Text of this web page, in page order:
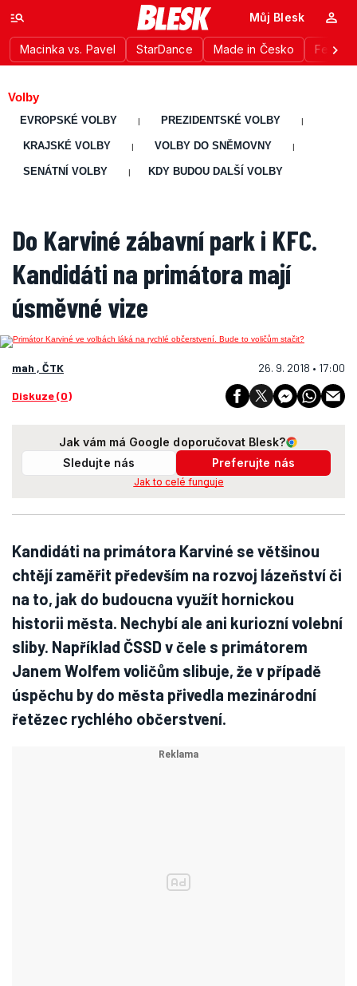
Macinka vs. Pavel StarDance Made in Česko
Můj Blesk
Volby
EVROPSKÉ VOLBY | PREZIDENTSKÉ VOLBY |
KRAJSKÉ VOLBY | VOLBY DO SNĚMOVNY |
SENÁTNÍ VOLBY | KDY BUDOU DALŠÍ VOLBY
Do Karviné zábavní park i KFC.
Kandidáti na primátora mají
úsměvné vize
mah , ČTK 26. 9. 2018 • 17:00
Diskuze (0)
Jak vám má Google doporučovat Blesk?
Sledujte nás
Preferujte nás
Jak to celé funguje
Kandidáti na primátora Karviné se většinou
chtějí zaměřit především na rozvoj lázeňství či
na to, jak do budoucna využít hornickou
historii města. Nechybí ale ani kuriozní volební
sliby. Například ČSSD v čele s primátorem
Janem Wolfem voličům slibuje, že v případě
úspěchu by do města přivedla mezinárodní
řetězec rychlého občerstvení.